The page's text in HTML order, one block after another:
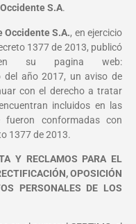
S.A.
S.A., en ejercicio
1377 de 2013, publicó
en su pagina web:
del año 2017, un aviso de
con el derecho a tratar
incluidos en las
fueron conformadas con
1377 de 2013.
Y RECLAMOS PARA EL
OPOSICIÓN
PERSONALES DE LOS